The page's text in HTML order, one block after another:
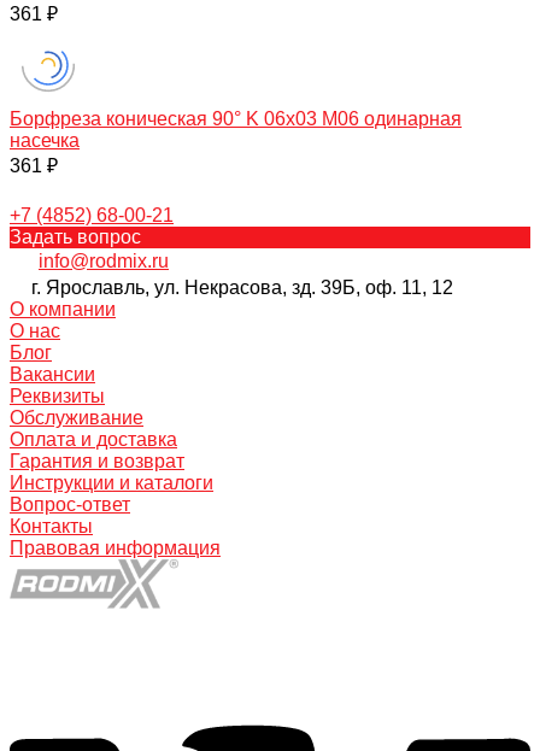
361 ₽
Борфреза коническая 90° K 06х03 M06 одинарная
насечка
361 ₽
+7 (4852) 68-00-21
Задать вопрос
info@rodmix.ru
г. Ярославль, ул. Некрасова, зд. 39Б, оф. 11, 12
О компании
О нас
Блог
Вакансии
Реквизиты
Обслуживание
Оплата и доставка
Гарантия и возврат
Инструкции и каталоги
Вопрос-ответ
Контакты
Правовая информация